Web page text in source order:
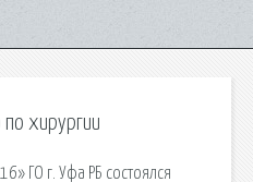
по хирургии
ГО г. Уфа РБ состоялся